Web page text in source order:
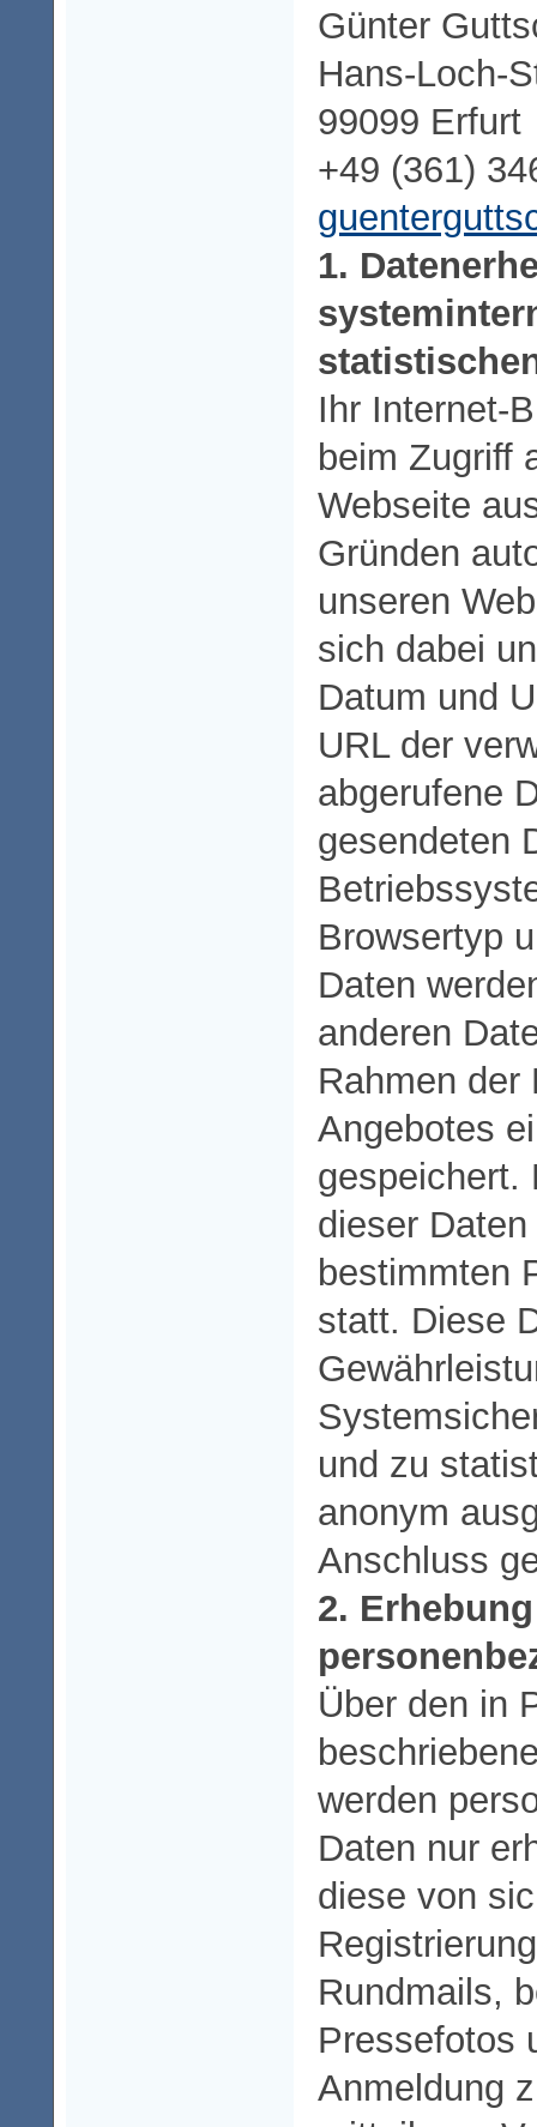
Günter
Hans-Loch-
99099 Erfurt
+49 (361)
1.
Ihr Internet-
beim Zugriff
Webseite
Gründen
unseren
sich dabei
Datum und
URL der
abgerufene
gesendeten
Browsertyp
Daten
anderen
Rahmen der
Angebotes
gespeichert.
dieser
bestimmten
statt. Diese
und zu
anonym
Anschluss
2.
Über den in
werden
Daten nur
diese von
Rundmails,
Pressefotos
Anmeldung